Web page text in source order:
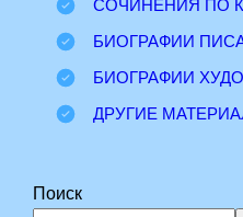
СОЧИНЕНИЯ ПО
БИОГРАФИИ
БИОГРАФИИ
ДРУГИЕ
Поиск